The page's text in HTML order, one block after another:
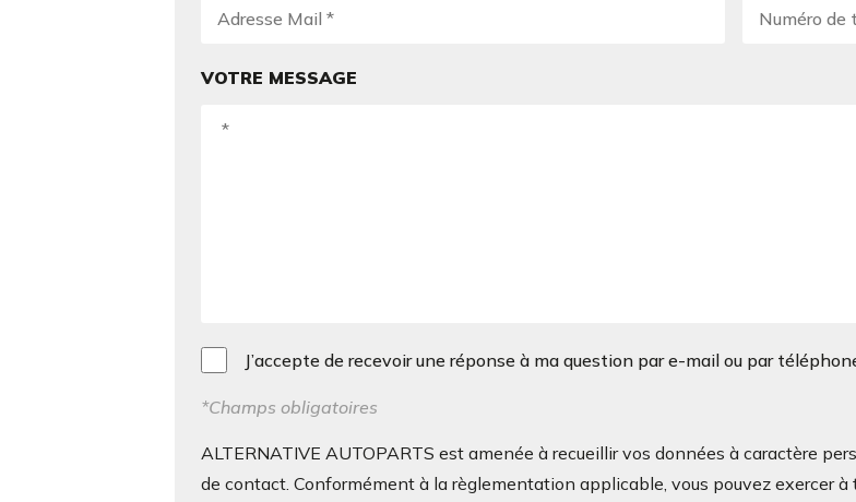
VOTRE MESSAGE
J’accepte de recevoir une réponse à ma question par e-mail ou par
*Champs obligatoires
ALTERNATIVE AUTOPARTS est amenée à recueillir vos données à caractère
de contact. Conformément à la règlementation applicable, vous pouvez exercer